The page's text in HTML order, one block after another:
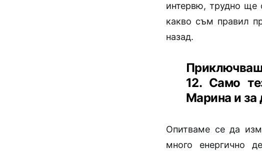
интервю, трудно ще
какво съм правил
назад.
12. Само
Марина и за
Опитваме се да
много енергично